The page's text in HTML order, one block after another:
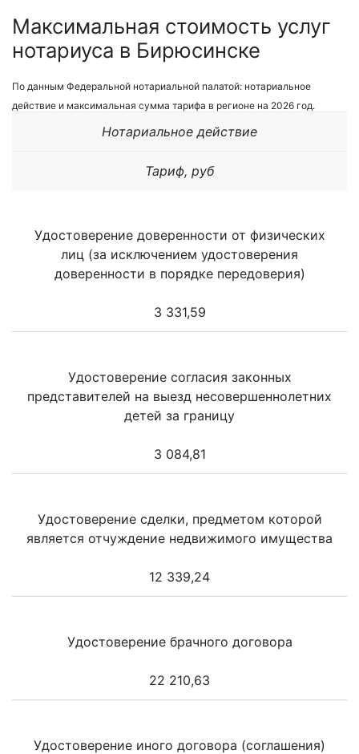
Максимальная стоимость услуг
нотариуса в Бирюсинске
По данным Федеральной нотариальной палатой: нотариальное
действие и максимальная сумма тарифа в регионе на 2026 год.
Нотариальное действие
Тариф, руб
Удостоверение доверенности от физических
лиц (за исключением удостоверения
доверенности в порядке передоверия)
3 331,59
Удостоверение согласия законных
представителей на выезд несовершеннолетних
детей за границу
3 084,81
Удостоверение сделки, предметом которой
является отчуждение недвижимого имущества
12 339,24
Удостоверение брачного договора
22 210,63
Удостоверение иного договора (соглашения)